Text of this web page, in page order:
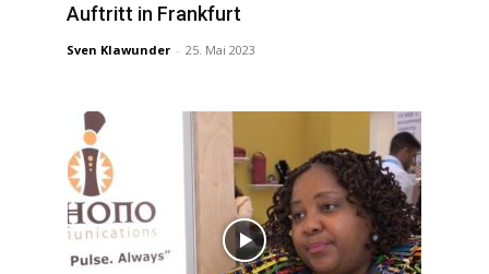
Auftritt in Frankfurt
Sven Klawunder - 25. Mai 2023